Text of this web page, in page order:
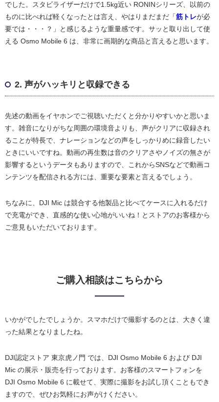
でした。スタビライザーだけで1.5kg近い RONINシリーズ、以前の
ものに比べれば軽くなったとは言え、やはりまだまだ「筋トレが必
要では・・・？」と感じるような重量感です。サッと取り出して使
える Osmo Mobile 6 は、非常に画期的な商品と言えると思います。
2. 声がハッキリと収録できる
先述の動画をイヤホンでご視聴いただくと分かりやすいかと思いま
す。雑音になりがちな周囲の環境音よりも、声がクリアに収録され
ることが特長で、ナレーションなどの声をしっかりめに録音したい
ときにいいですね。動画の再生数は音のクリアさやノイズの無さが
影響するというデータもありますので、これからSNSなどで動画コ
ンテンツを配信される方には、重要な要素と言えるでしょう。
ちなみに、DJI Mic は競合する他製品と比べてケースに入れるだけ
で充電ができ、直感的な使い心地がいいね！とストアのお客様から
ご意見もいただいております。
ご購入相談はこちらから
いかがでしたでしょうか。スマホだけで撮影するのとは、大きく違
った結果となりましたね。
DJI認定ストア 東京虎ノ門 では、DJI Osmo Mobile 6 および DJI
Mic の展示・販売を行っております。お客様のスマートフォンを
DJI Osmo Mobile 6 に載せて、実際に撮影をお試し頂くこともでき
ますので、ぜひお気軽にお声がけください。